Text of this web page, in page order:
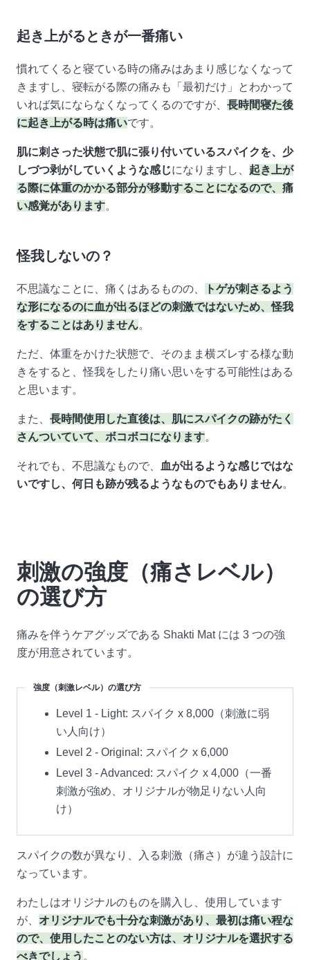
起き上がるときが一番痛い
慣れてくると寝ている時の痛みはあまり感じなくなって
きますし、寝転がる際の痛みも「最初だけ」とわかって
いれば気にならなくなってくるのですが、 長時間寝た後
に起き上がる時は痛いです。
肌に刺さった状態で肌に張り付いているスパイクを、少
しづつ剥がしていくような感じになりますし、 起き上が
る際に体重のかかる部分が移動することになるので、痛
い感覚があります。
怪我しないの？
不思議なことに、痛くはあるものの、
トゲが刺さるよう
な形になるのに血が出るほどの刺激ではないため、怪我
をすることはありません。
ただ、体重をかけた状態で、そのまま横ズレする様な動
きをすると、怪我をしたり痛い思いをする可能性はある
と思います。
また、 長時間使用した直後は、肌にスパイクの跡がたく
さんついていて、ボコボコになります。
それでも、不思議なもので、
血が出るような感じではな
いですし、何日も跡が残るようなものでもありません。
刺激の強度（痛さレベル）
の選び方
痛みを伴うケアグッズである Shakti Mat には 3 つの強
度が用意されています。
強度（刺激レベル）の選び方
Level 1 - Light: スパイク x 8,000（刺激に弱
い人向け）
Level 2 - Original: スパイク x 6,000
Level 3 - Advanced: スパイク x 4,000（一番
刺激が強め、オリジナルが物足りない人向
け）
スパイクの数が異なり、入る刺激（痛さ）が違う設計に
なっています。
わたしはオリジナルのものを購入し、使用しています
が、 オリジナルでも十分な刺激があり、最初は痛い程な
ので、使用したことのない方は、オリジナルを選択する
べきでしょう 。